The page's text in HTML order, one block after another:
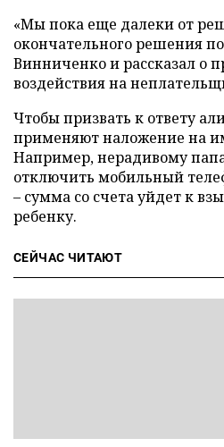
«Мы пока еще далеки от
окончательного решения
Винниченко и рассказал о
воздействия на
Чтобы призвать к ответу
применяют наложение на
Например, нерадивому
отключить мобильный
– сумма со счета уйдет к
ребенку.
СЕЙЧАС ЧИТАЮТ